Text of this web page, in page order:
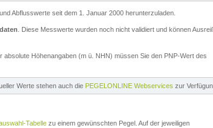
Abflusswerte seit dem 1. Januar 2000 herunterzuladen.
. Diese Messwerte wurden noch nicht validiert und können
absolute Höhenangaben (m ü. NHN) müssen Sie den PNP-Wert des
Werte stehen auch die PEGELONLINE Webservices zur
Tabelle zu einem gewünschten Pegel. Auf der jeweiligen